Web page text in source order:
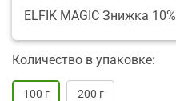
ELFIK MAGIC Знижка 10%
Количество в упаковке:
100 г 200 г